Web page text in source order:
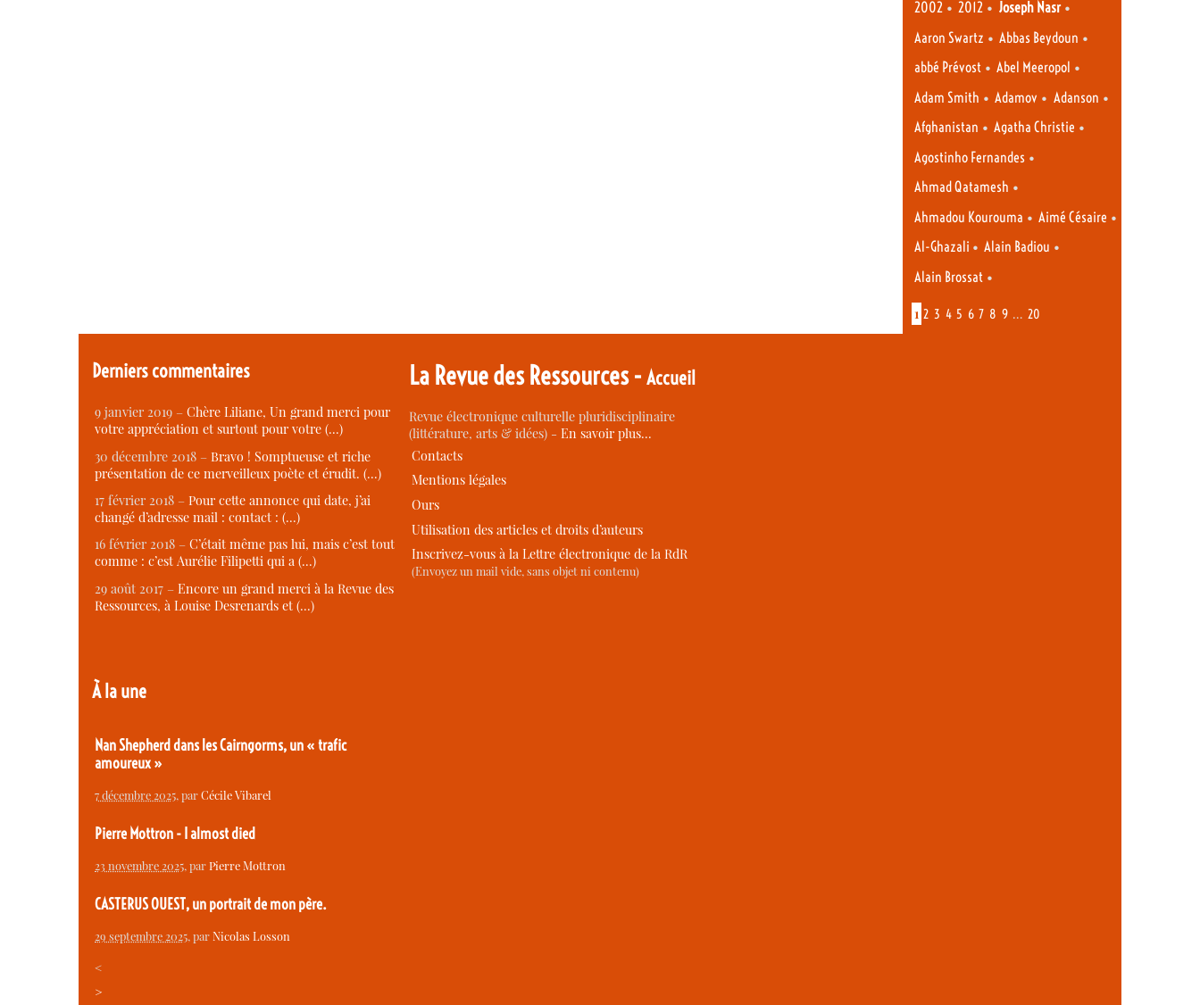
2002 • 2012 • Joseph Nasr•
Aaron Swartz • Abbas Beydoun •
abbé Prévost • Abel Meeropol •
Adam Smith • Adamov • Adanson •
Afghanistan • Agatha Christie •
Agostinho Fernandes •
Ahmad Qatamesh •
Ahmadou Kourouma • Aimé Césaire •
Al-Ghazali • Alain Badiou •
Alain Brossat •
1 2 3 4 5 6 7 8 9 … 20
Derniers commentaires
9 janvier 2019 – Chère Liliane, Un grand merci pour
votre appréciation et surtout pour votre (…)
30 décembre 2018 – Bravo ! Somptueuse et riche
présentation de ce merveilleux poète et érudit. (…)
17 février 2018 – Pour cette annonce qui date, j’ai
changé d’adresse mail : contact : (…)
16 février 2018 – C’était même pas lui, mais c’est tout
comme : c’est Aurélie Filipetti qui a (…)
29 août 2017 – Encore un grand merci à la Revue des
Ressources, à Louise Desrenards et (…)
À la une
Nan Shepherd dans les Cairngorms, un « trafic
amoureux »
7 décembre 2025, parCécile Vibarel
Pierre Mottron - I almost died
23 novembre 2025, parPierre Mottron
CASTERUS OUEST, un portrait de mon père.
29 septembre 2025, parNicolas Losson
<
>
La Revue des Ressources -Accueil
Revue électronique culturelle pluridisciplinaire
(littérature, arts & idées) -En savoir plus…
Contacts
Mentions légales
Ours
Utilisation des articles et droits d’auteurs
Inscrivez-vous à la Lettre électronique de la RdR
(Envoyez un mail vide, sans objet ni contenu)